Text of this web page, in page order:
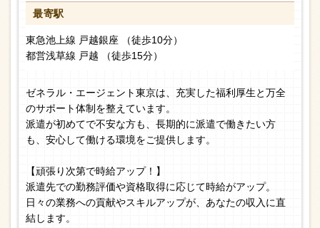
最寄駅
東急池上線 戸越銀座 （徒歩10分）
都営浅草線 戸越 （徒歩15分）
ゼネラル・エージェント東京は、充実した福利厚生と万全
のサポート体制を整えています。
派遣が初めてで不安な方も、長期的に派遣で働きたい方
も、安心して働ける環境をご提供します。
【頑張り次第で時給アップ！】
派遣先での勤務評価や資格取得に応じて時給がアップ。
日々の業務への貢献やスキルアップが、あなたの収入に直
結します。